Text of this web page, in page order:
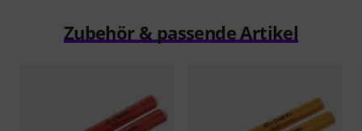
Zubehör & passende Artikel